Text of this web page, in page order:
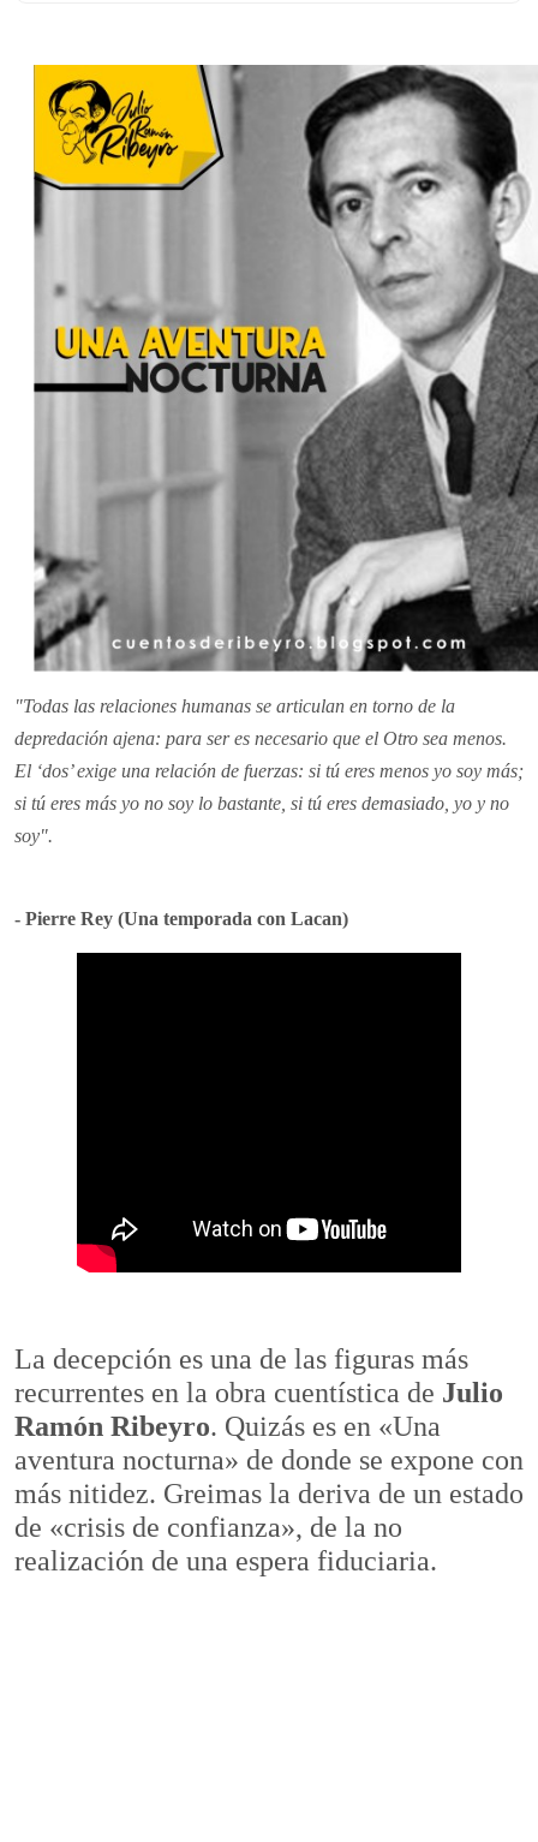
"Todas las relaciones humanas se articulan en torno de la
depredación ajena: para ser es necesario que el Otro sea menos.
El ‘dos’ exige una relación de fuerzas: si tú eres menos yo soy más;
si tú eres más yo no soy lo bastante, si tú eres demasiado, yo y no
soy".
- Pierre Rey (Una temporada con Lacan)
La decepción es una de las figuras más
recurrentes en la obra cuentística de Julio
Ramón Ribeyro. Quizás es en «Una
aventura nocturna» de donde se expone con
más nitidez. Greimas la deriva de un estado
de «crisis de confianza», de la no
realización de una espera fiduciaria.